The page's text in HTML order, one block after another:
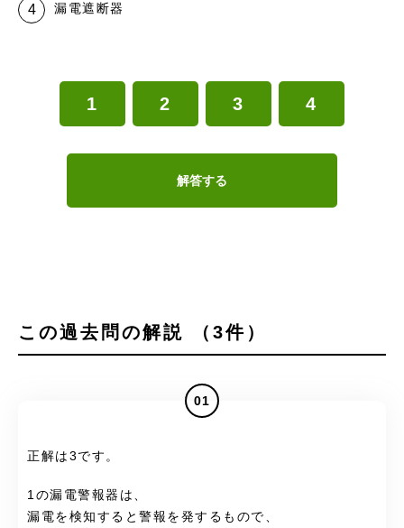
漏電遮断器
1 2 3 4
解答する
この過去問の解説 （3件）
01
正解は3です。
1の漏電警報器は、
漏電を検知すると警報を発するもので、